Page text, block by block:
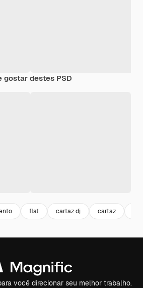
gostar destes PSD
flat cartaz dj cartaz
você direcionar seu melhor trabalho.